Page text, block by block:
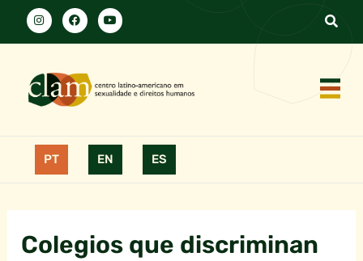
PT EN ES
Colegios que discriminan